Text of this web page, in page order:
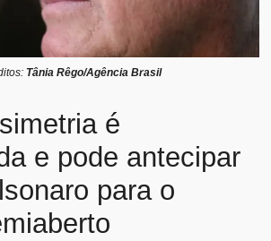
Tânia Rêgo/Agência Brasil
é
e pode antecipar
para o